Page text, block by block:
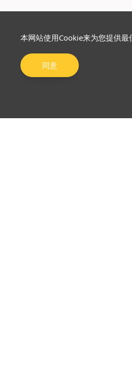
本网站使用Cookie来为您提供
同意